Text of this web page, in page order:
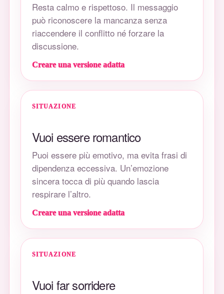
Resta calmo e rispettoso. Il messaggio
può riconoscere la mancanza senza
riaccendere il conflitto né forzare la
discussione.
Creare una versione adatta
SITUAZIONE
Vuoi essere romantico
Puoi essere più emotivo, ma evita frasi di
dipendenza eccessiva. Un’emozione
sincera tocca di più quando lascia
respirare l’altro.
Creare una versione adatta
SITUAZIONE
Vuoi far sorridere